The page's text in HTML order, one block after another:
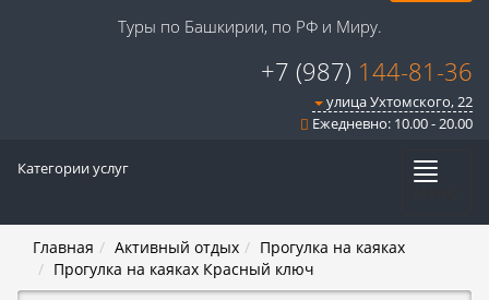
Туры по Башкирии, по РФ и Миру.
+7 (987) 144-81-36
улица Ухтомского, 22
Ежедневно: 10.00 - 20.00
Категории услуг
Главная Активный отдых
Прогулка на каяках
Прогулка на каяках Красный ключ